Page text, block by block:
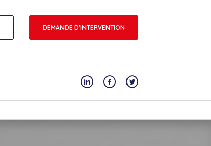
DEMANDE D'INTERVENTION